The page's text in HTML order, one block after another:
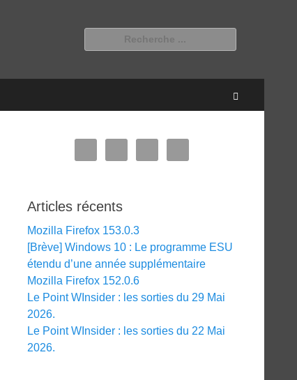
Articles récents
Mozilla Firefox 153.0.3
[Brève] Windows 10 : Le programme ESU
étendu d’une année supplémentaire
Mozilla Firefox 152.0.6
Le Point WInsider : les sorties du 29 Mai
2026.
Le Point WInsider : les sorties du 22 Mai
2026.